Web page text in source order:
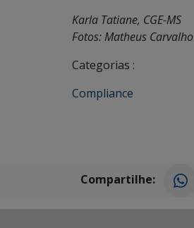
Karla Tatiane, CGE-MS
Fotos: Matheus Carvalho
Categorias :
Compliance
Compartilhe: